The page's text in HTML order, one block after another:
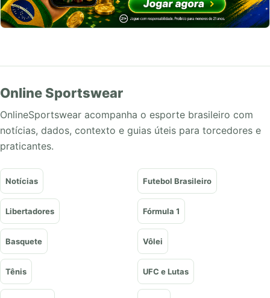
Online Sportswear
OnlineSportswear acompanha o esporte brasileiro com
notícias, dados, contexto e guias úteis para torcedores e
praticantes.
Notícias Futebol Brasileiro
Libertadores Fórmula 1
Basquete Vôlei
Tênis UFC e Lutas